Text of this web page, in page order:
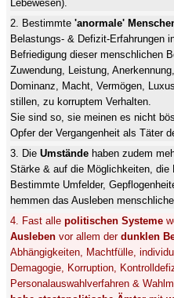
Lebewesen).
2. Bestimmte 'anormale'
Belastungs- & Defizit-Erfahrungen
Befriedigung dieser menschlichen
Zuwendung, Leistung,
Dominanz, Macht, Vermögen,
stillen, zu korruptem Verhalten.
Sie sind so, sie meinen es nicht
Opfer der Vergangenheit als Täter
3. Die Umstände haben zudem
Stärke & auf die Möglichkeiten, die
Bestimmte Umfelder,
hemmen das Ausleben
4. Fast alle politischen Systeme
Ausleben vor allem der dunklen
Abhängigkeiten, Machtfülle,
Demagogie, Korruption,
Personalauswahlverfahren &